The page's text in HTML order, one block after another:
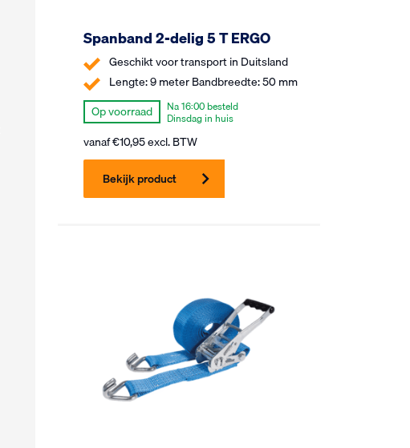
Spanband 2-delig 5 T ERGO
Geschikt voor transport in Duitsland
Lengte: 9 meter Bandbreedte: 50 mm
Op voorraad
Na 16:00 besteld
Dinsdag in huis
vanaf€10,95excl. BTW
Bekijk product